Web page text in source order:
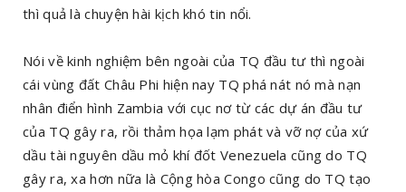
thì quả là chuyện hài kịch khó tin nổi.
Nói về kinh nghiệm bên ngoài của TQ đầu tư thì ngoài
cái vùng đất Châu Phi hiện nay TQ phá nát nó mà nạn
nhân điển hình Zambia với cục nơ từ các dự án đầu tư
của TQ gây ra, rồi thảm họa lạm phát và vỡ nợ của xứ
dầu tài nguyên dầu mỏ khí đốt Venezuela cũng do TQ
gây ra, xa hơn nữa là Cộng hòa Congo cũng do TQ tạo